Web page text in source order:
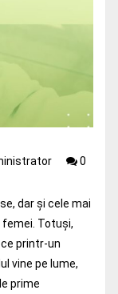
0
dar și cele mai
Totuși,
printr-un
vine pe lume,
prime